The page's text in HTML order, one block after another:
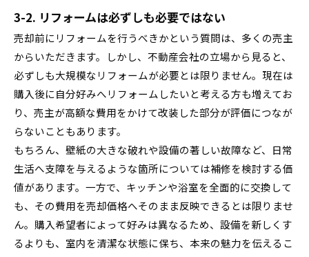
3-2. リフォームは必ずしも必要ではない
売却前にリフォームを行うべきかという質問は、多くの売主
からいただきます。しかし、不動産会社の立場から見ると、
必ずしも大規模なリフォームが必要とは限りません。現在は
購入後に自分好みへリフォームしたいと考える方も増えてお
り、売主が高額な費用をかけて改装した部分が評価につなが
らないこともあります。
もちろん、壁紙の大きな破れや設備の著しい故障など、日常
生活へ支障を与えるような箇所については補修を検討する価
値があります。一方で、キッチンや浴室を全面的に交換して
も、その費用を売却価格へそのまま反映できるとは限りませ
ん。購入希望者によって好みは異なるため、設備を新しくす
るよりも、室内を清潔な状態に保ち、本来の魅力を伝えるこ